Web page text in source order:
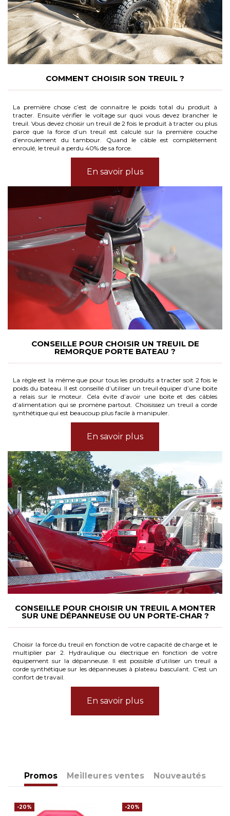
COMMENT CHOISIR SON TREUIL ?
La première chose c’est de connaitre le poids total du produit à
tracter. Ensuite vérifier le voltage sur quoi vous devez brancher le
treuil. Vous devez choisir un treuil de 2 fois le produit à tracter ou plus
parce que la force d’un treuil est calculé sur la première couche
d’enroulement du tambour. Quand le câble est complétement
enroulé, le treuil a perdu 40% de sa force.
En savoir plus
CONSEILLE POUR CHOISIR UN TREUIL DE
REMORQUE PORTE BATEAU ?
La règle est la même que pour tous les produits a tracter soit 2 fois le
poids du bateau. Il est conseillé d’utiliser un treuil équiper d’une boite
a relais sur le moteur. Cela évite d’avoir une boite et des câbles
d’alimentation qui se promène partout. Choisissez un treuil a corde
synthétique qui est beaucoup plus facile à manipuler.
En savoir plus
CONSEILLE POUR CHOISIR UN TREUIL A MONTER
SUR UNE DÉPANNEUSE OU UN PORTE-CHAR ?
Choisir la force du treuil en fonction de votre capacité de charge et le
multiplier par 2. Hydraulique ou électrique en fonction de votre
équipement sur la dépanneuse. Il est possible d’utiliser un treuil a
corde synthétique sur les dépanneuses à plateau basculant. C’est un
confort de travail.
En savoir plus
Promos Meilleures ventes Nouveautés
-20% -20%